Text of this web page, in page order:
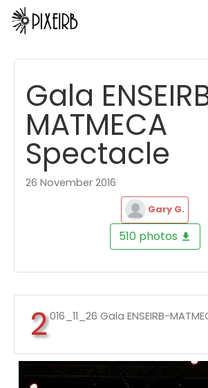
Gala
MATMECA
Spectacle
26 November 2016
Gary G.
510 photos
2016_11_26 Gala ENSEIRB-